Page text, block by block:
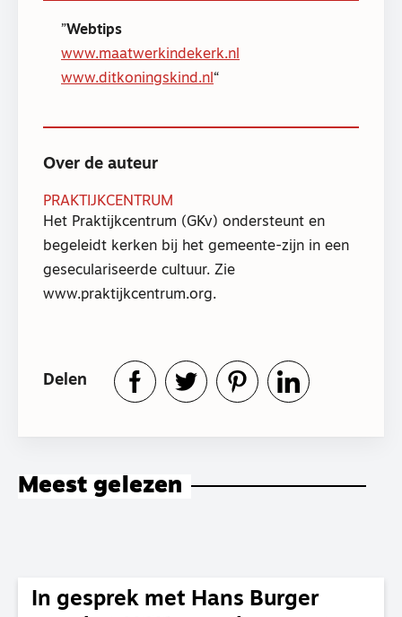
Webtips
www.maatwerkindekerk.nl
www.ditkoningskind.nl
Over de auteur
PRAKTIJKCENTRUM
Het Praktijkcentrum (GKv) ondersteunt en
begeleidt kerken bij het gemeente-zijn in een
geseculariseerde cultuur. Zie
www.praktijkcentrum.org.
Delen
Meest gelezen
In gesprek met Hans Burger